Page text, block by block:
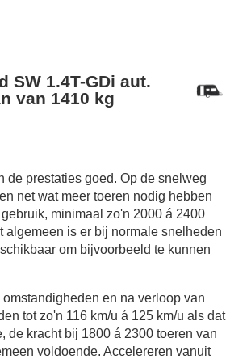
SW 1.4T-GDi aut.
van 1410 kg
de prestaties goed. Op de snelweg
net wat meer toeren nodig hebben
minimaal zo'n 2000 á 2400
algemeen is er bij normale snelheden
om bijvoorbeeld te kunnen
en na verloop van
tot zo'n 116 km/u á 125 km/u als dat
de kracht bij 1800 á 2300 toeren van
voldoende. Accelereren vanuit